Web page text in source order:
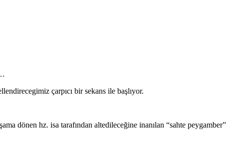
çarpıcı bir sekans ile başlıyor.
dönen hz. isa tarafından altedileceğine inanılan “sahte peygamber”